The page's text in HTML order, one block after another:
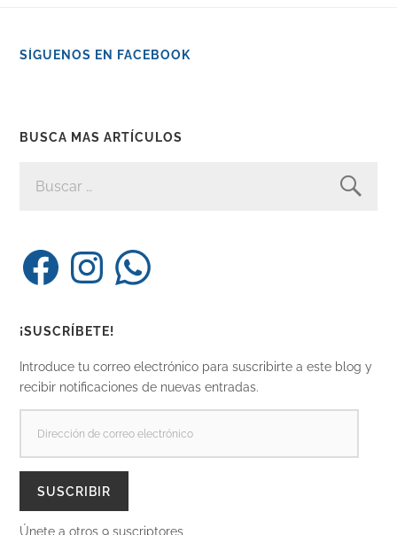
SÍGUENOS EN FACEBOOK
BUSCA MAS ARTÍCULOS
FacebookInstagramWhatsApp
¡SUSCRÍBETE!
Introduce tu correo electrónico para suscribirte a este blog y
recibir notificaciones de nuevas entradas.
CORREO
SUSCRIBIR
Únete a otros 9 suscriptores